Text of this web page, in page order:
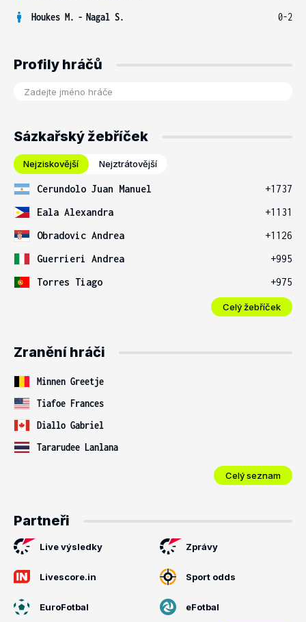
Houkes M. - Nagal S. 0-2
Profily hráčů
Sázkařský žebříček
Nejziskovější Nejztrátovější
Cerundolo Juan Manuel
+1737
Eala Alexandra
+1131
Obradovic Andrea
+1126
Guerrieri Andrea
+995
Torres Tiago
+975
Celý žebříček
Zranění hráči
Minnen Greetje
Tiafoe Frances
Diallo Gabriel
Tararudee Lanlana
Celý seznam
Partneři
Live výsledky Zprávy
Livescore.in Sport odds
EuroFotbal eFotbal